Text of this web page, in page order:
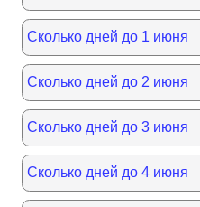
Сколько дней до 1 июня
Сколько дней до 2 июня
Сколько дней до 3 июня
Сколько дней до 4 июня